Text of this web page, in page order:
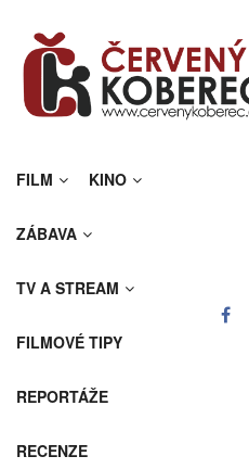
FILM KINO
ZÁBAVA
TV A STREAM
FILMOVÉ TIPY
REPORTÁŽE
RECENZE